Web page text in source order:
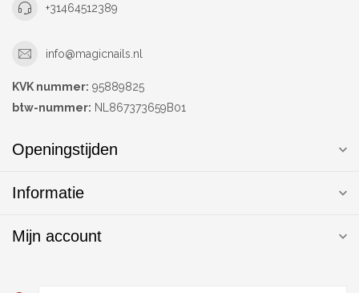
+31464512389
info@magicnails.nl
KVK nummer: 95889825
btw-nummer: NL867373659B01
Openingstijden
Informatie
Mijn account